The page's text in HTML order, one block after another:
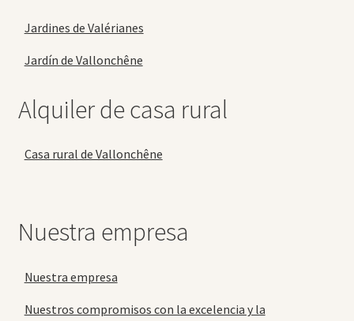
Jardines de Valérianes
Jardín de Vallonchêne
Alquiler de casa rural
Casa rural de Vallonchêne
Nuestra empresa
Nuestra empresa
Nuestros compromisos con la excelencia y la